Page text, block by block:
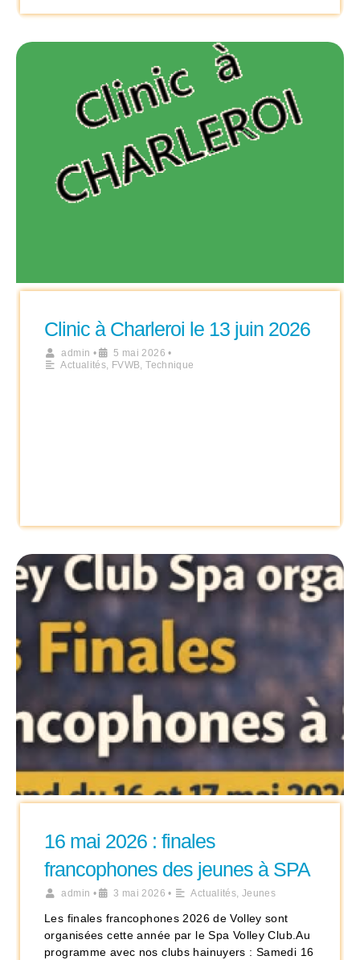
Clinic à Charleroi le 13 juin 2026
admin • 5 mai 2026 •
Actualités, FVWB,Technique
16 mai 2026 : finales
francophones des jeunes à SPA
admin • 3 mai 2026 • Actualités, Jeunes
Les finales francophones 2026 de Volley sont
organisées cette année par le Spa Volley Club.Au
programme avec nos clubs hainuyers : Samedi 16